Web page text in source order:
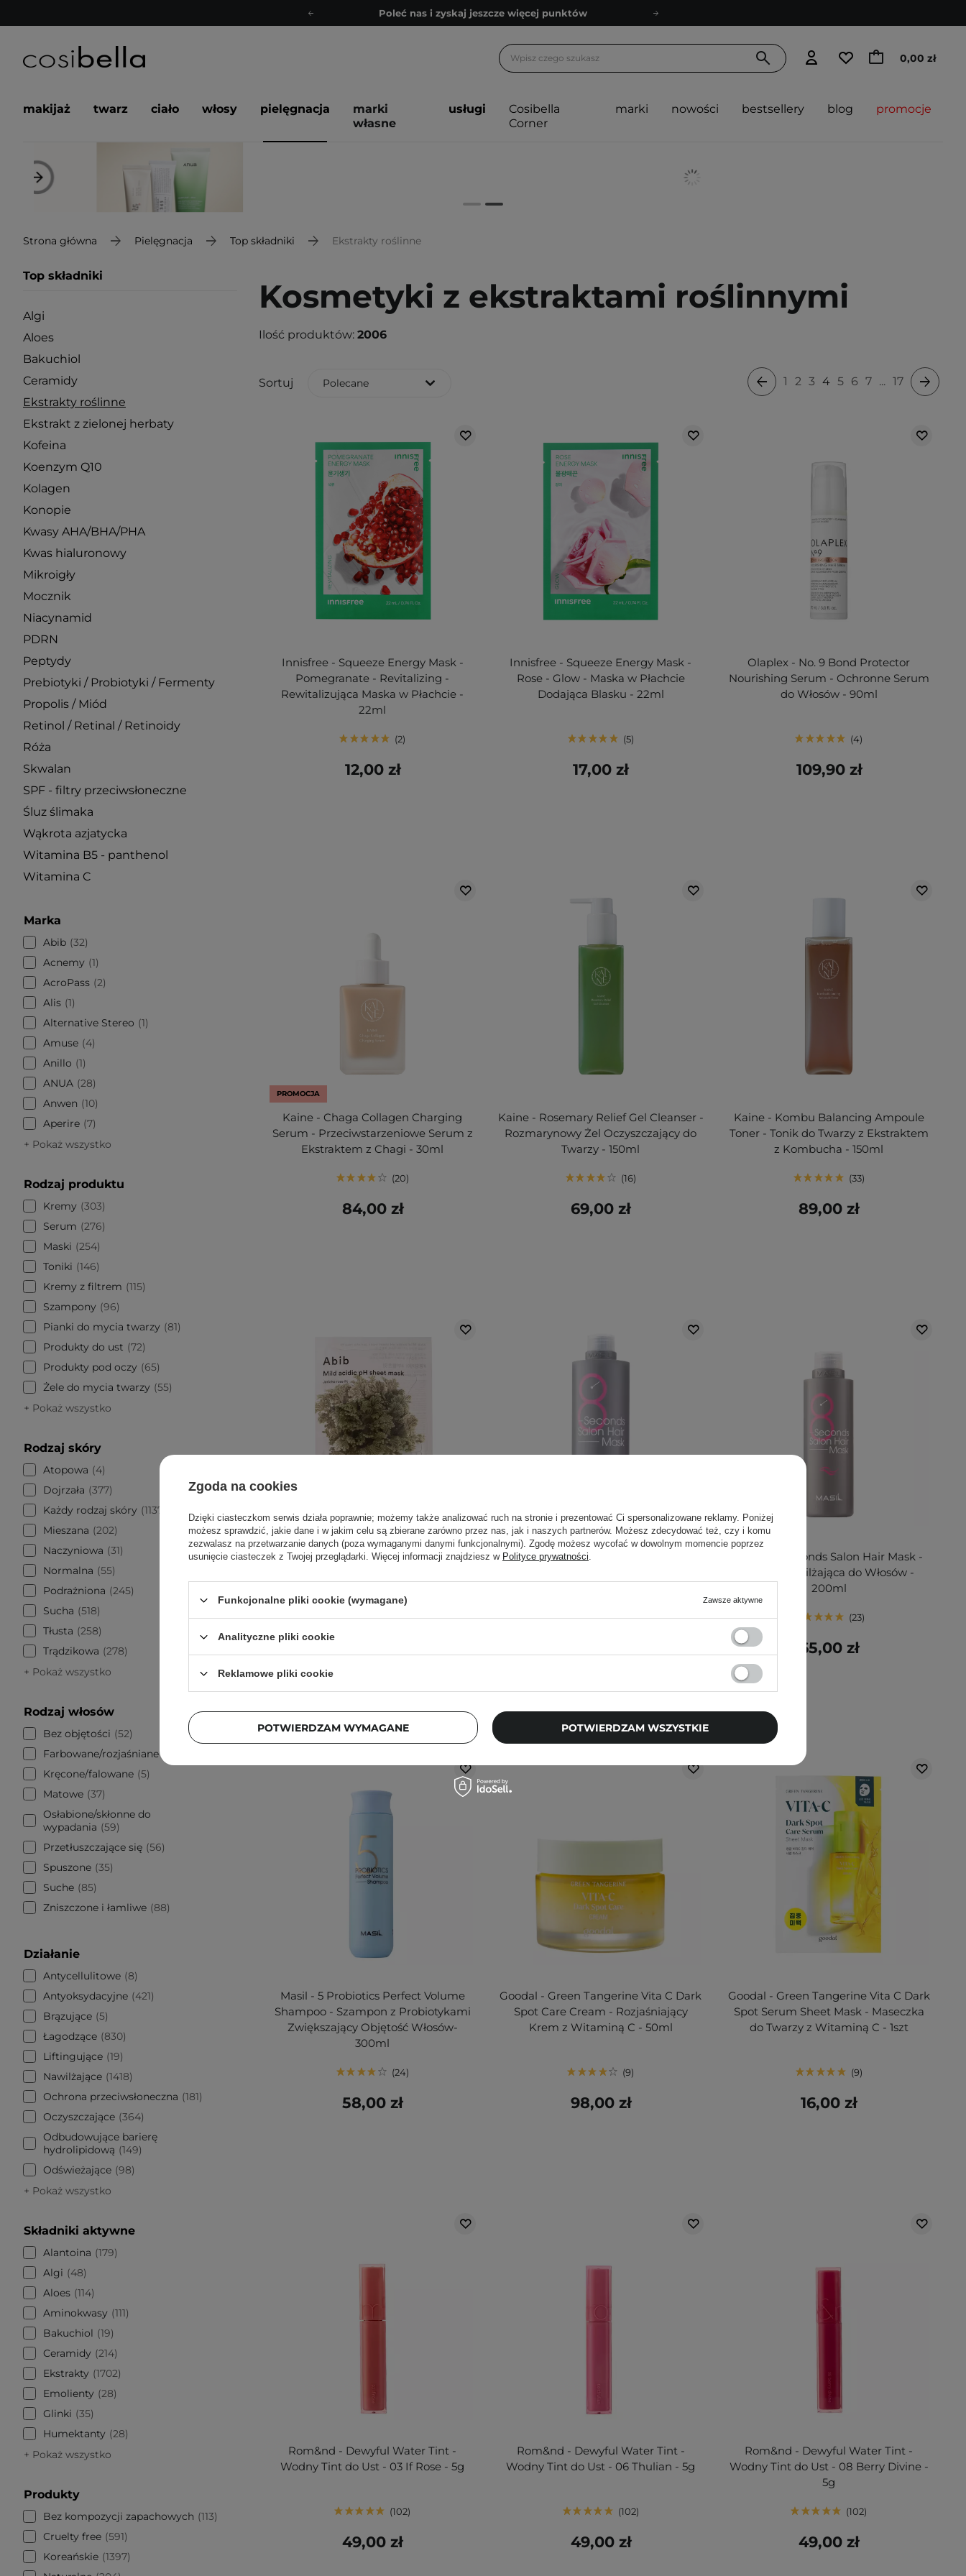
Poleć nas i zyskaj jeszcze więcej punktów
Bezpłatne konsultacje kosmetologiczne
Poleć nas i zyskaj jeszcze więcej punktów
0,00 zł
makijaż twarz ciało włosy pielęgnacja
marki
własne
usługi
Cosibella
Corner
marki nowości bestsellery blog promocje
Strona główna Pielęgnacja Top składniki Ekstrakty roślinne
Top składniki
Algi
Aloes
Bakuchiol
Ceramidy
Ekstrakty roślinne
Ekstrakt z zielonej herbaty
Kofeina
Koenzym Q10
Kolagen
Konopie
Kwasy AHA/BHA/PHA
Kwas hialuronowy
Mikroigły
Mocznik
Niacynamid
PDRN
Peptydy
Prebiotyki / Probiotyki / Fermenty
Propolis / Miód
Retinol / Retinal / Retinoidy
Róża
Skwalan
SPF - filtry przeciwsłoneczne
Śluz ślimaka
Wąkrota azjatycka
Witamina B5 - panthenol
Witamina C
Marka
Abib 32
Acnemy
1
AcroPass 2
Alis 1
Alternative Stereo
1
Amuse
4
Anillo
1
ANUA 28
Anwen
10
Aperire 7
+ Pokaż wszystko
Rodzaj produktu
Kremy
303
Serum
276
Maski
254
Toniki
146
Kremy z filtrem
115
Szampony
96
Pianki do mycia twarzy
81
Produkty do ust
72
Produkty pod oczy
65
Żele do mycia twarzy
55
+ Pokaż wszystko
Rodzaj skóry
Atopowa
4
Dojrzała
377
Każdy rodzaj skóry
1137
Mieszana
202
Naczyniowa
31
Normalna
55
Podrażniona
245
Sucha
518
Tłusta
258
Trądzikowa
278
+ Pokaż wszystko
Rodzaj włosów
Bez objętości
52
Farbowane/rozjaśniane
Kręcone/falowane 5
Matowe 37
Osłabione/skłonne do
wypadania
59
Przetłuszczające się 56
Spuszone 35
Suche 85
Zniszczone i łamliwe 88
Działanie
Antycellulitowe 8
Antyoksydacyjne
421
Brązujące 5
Łagodzące 830
Liftingujące 19
Nawilżające 1418
Ochrona przeciwsłoneczna
181
Oczyszczające 364
Odbudowujące barierę
hydrolipidową
149
Odświeżające 98
+ Pokaż wszystko
Składniki aktywne
Alantoina
179
Algi
48
Aloes 114
Aminokwasy
111
Bakuchiol
19
Ceramidy
214
Ekstrakty
1702
Emolienty
28
Glinki
35
Humektanty
28
+ Pokaż wszystko
Produkty
Bez kompozycji zapachowych
113
Cruelty free 591
Koreańskie 1397
Kosmetyki z ekstraktami roślinnymi
Ilość produktów: 2006
Sortuj Polecane 1 2 3 4 5 6 7 ... 17
Innisfree - Squeeze Energy Mask -
Pomegranate - Revitalizing -
Rewitalizująca Maska w Płachcie -
22ml
2
12,00 zł
Innisfree - Squeeze Energy Mask -
Rose - Glow - Maska w Płachcie
Dodająca Blasku - 22ml
5
17,00 zł
Olaplex - No. 9 Bond Protector
Nourishing Serum - Ochronne Serum
do Włosów - 90ml
4
109,90 zł
PROMOCJA
Kaine - Chaga Collagen Charging
Serum - Przeciwstarzeniowe Serum z
Ekstraktem z Chagi - 30ml
20
84,00 zł
Kaine - Rosemary Relief Gel Cleanser -
Rozmarynowy Żel Oczyszczający do
Twarzy - 150ml
16
69,00 zł
Kaine - Kombu Balancing Ampoule
Toner - Tonik do Twarzy z Ekstraktem
z Kombucha - 150ml
33
89,00 zł
Abib - Mild Acidic pH Sheet Mask
16
Masil - 8 Seconds Salon Hair Mask -
23
Masil - 8 Seconds Salon Hair Mask -
Maska Nawilżająca do Włosów -
200ml
23
65,00 zł
Masil - 5 Probiotics Perfect Volume
Shampoo - Szampon z Probiotykami
Zwiększający Objętość Włosów-
300ml
24
58,00 zł
Goodal - Green Tangerine Vita C Dark
Spot Care Cream - Rozjaśniający
Krem z Witaminą C - 50ml
9
98,00 zł
Goodal - Green Tangerine Vita C Dark
Spot Serum Sheet Mask - Maseczka
do Twarzy z Witaminą C - 1szt
9
16,00 zł
Rom&nd - Dewyful Water Tint -
Wodny Tint do Ust - 03 If Rose - 5g
102
49,00 zł
Rom&nd - Dewyful Water Tint -
Wodny Tint do Ust - 06 Thulian - 5g
102
49,00 zł
Rom&nd - Dewyful Water Tint -
Wodny Tint do Ust - 08 Berry Divine -
5g
102
49,00 zł
Zgoda na cookies
Dzięki ciasteczkom serwis działa poprawnie; możemy także analizować ruch na stronie i prezentować Ci spersonalizowane reklamy. Poniżej
możesz sprawdzić, jakie dane i w jakim celu są zbierane zarówno przez nas, jak i naszych partnerów. Możesz zdecydować też, czy i komu
zezwalasz na przetwarzanie danych (poza wymaganymi danymi funkcjonalnymi). Zgodę możesz wycofać w dowolnym momencie poprzez
usunięcie ciasteczek z Twojej przeglądarki. Więcej informacji znajdziesz w Polityce prywatności.
Funkcjonalne pliki cookie (wymagane) Zawsze aktywne
Analityczne pliki cookie
Reklamowe pliki cookie
POTWIERDZAM WYMAGANE POTWIERDZAM WSZYSTKIE